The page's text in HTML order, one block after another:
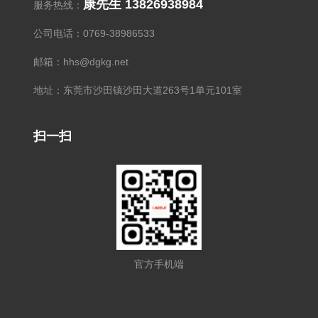
服务热线： 康先生 13826938984
公司电话：0769-38986533
邮箱：hhs@dgkg.net
地址：东莞市沙田镇沙田大道263号1单元101室
扫一扫
官方手机端